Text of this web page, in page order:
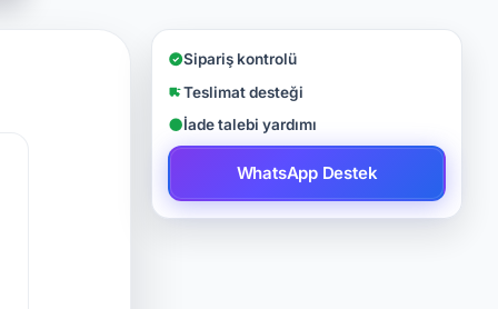
Sipariş kontrolü
Teslimat desteği
İade talebi yardımı
WhatsApp Destek